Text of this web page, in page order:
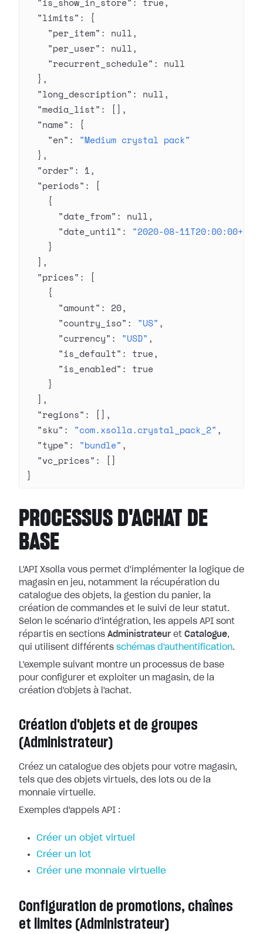
  "limits"
: {
    "per_item"
: null,
    "per_user"
: null,
    "recurrent_schedule"
: null
  },
  "long_description"
: null,
  "media_list"
: [],
  "name"
: {
    "en"
: "Medium crystal pack"
  },
  "order"
: 1,
  "periods"
: [
    {
      "date_from"
: null,
      "date_until"
: "2020-08-
    }
  ],
  "prices"
: [
    {
      "amount"
: 20,
      "country_iso"
: "US" ,
      "currency"
: "USD" ,
      "is_default"
: true,
      "is_enabled"
: true
    }
  ],
  "regions"
: [],
  "sku"
: "com.xsolla.crystal_pack_2" ,
  "type"
: "bundle" ,
  "vc_prices"
: []
}
PROCESSUS D'ACHAT DE
BASE
L'API Xsolla vous permet d'implémenter la logique de
magasin en jeu, notamment la récupération du
catalogue des objets, la gestion du panier, la
création de commandes et le suivi de leur statut.
Selon le scénario d'intégration, les appels API sont
répartis en sections Administrateur et Catalogue,
qui utilisent différents schémas d'authentification.
L'exemple suivant montre un processus de base
pour configurer et exploiter un magasin, de la
création d'objets à l'achat.
Création d'objets et de groupes
(Administrateur)
Créez un catalogue des objets pour votre magasin,
tels que des objets virtuels, des lots ou de la
monnaie virtuelle.
Exemples d'appels API :
Créer un objet virtuel
Créer un lot
Créer une monnaie virtuelle
Configuration de promotions, chaînes
et limites (Administrateur)